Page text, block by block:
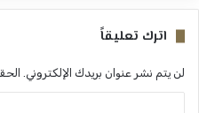
اترك تعليقاً
لن يتم نشر عنوان بريدك الإلكتروني.